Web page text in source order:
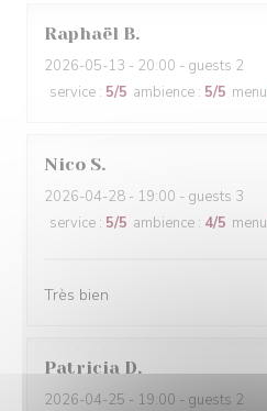
Raphaël B
2026-05-13 - 20:00 - guests 2
service : 5/5 ambience : 5/5 menu
Nico S
2026-04-28 - 19:00 - guests 3
service : 5/5 ambience : 4/5 menu
Très bien
Patricia D
2026-04-25 - 19:00 - guests 2